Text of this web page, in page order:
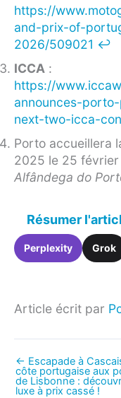
https://
and-prix-of-
2026/509021 ↩︎
ICCA :
https://
announces-
next-two-icca-
Porto accueillera
2025 le 25 février
Alfândega do
Résumer
Perplexity Grok
Article écrit par
← Escapade à
côte portugaise aux
de Lisbonne :
luxe à prix cassé !